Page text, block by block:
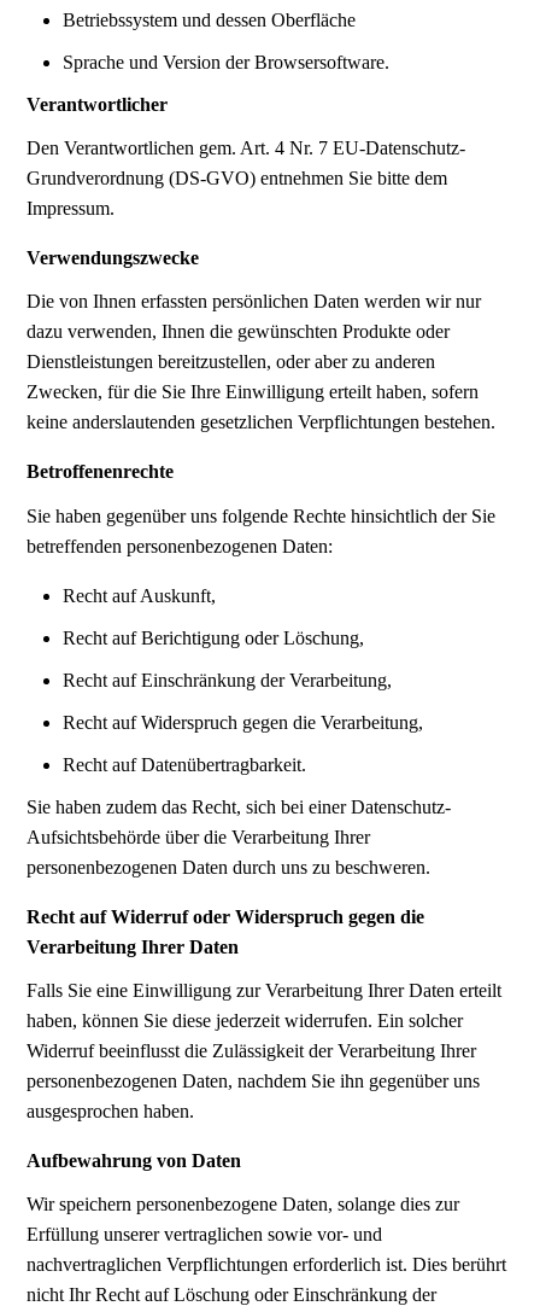
Betriebssystem und dessen Oberfläche
Sprache und Version der Browsersoftware.
Verantwortlicher
Den Verantwortlichen gem. Art. 4 Nr. 7 EU-Datenschutz-
Grundverordnung (DS-GVO) entnehmen Sie bitte dem
Impressum.
Verwendungszwecke
Die von Ihnen erfassten persönlichen Daten werden wir nur
dazu verwenden, Ihnen die gewünschten Produkte oder
Dienstleistungen bereitzustellen, oder aber zu anderen
Zwecken, für die Sie Ihre Einwilligung erteilt haben, sofern
keine anderslautenden gesetzlichen Verpflichtungen bestehen.
Betroffenenrechte
Sie haben gegenüber uns folgende Rechte hinsichtlich der Sie
betreffenden personenbezogenen Daten:
Recht auf Auskunft,
Recht auf Berichtigung oder Löschung,
Recht auf Einschränkung der Verarbeitung,
Recht auf Widerspruch gegen die Verarbeitung,
Recht auf Datenübertragbarkeit.
Sie haben zudem das Recht, sich bei einer Datenschutz-
Aufsichtsbehörde über die Verarbeitung Ihrer
personenbezogenen Daten durch uns zu beschweren.
Recht auf Widerruf oder Widerspruch gegen die
Verarbeitung Ihrer Daten
Falls Sie eine Einwilligung zur Verarbeitung Ihrer Daten erteilt
haben, können Sie diese jederzeit widerrufen. Ein solcher
Widerruf beeinflusst die Zulässigkeit der Verarbeitung Ihrer
personenbezogenen Daten, nachdem Sie ihn gegenüber uns
ausgesprochen haben.
Aufbewahrung von Daten
Wir speichern personenbezogene Daten, solange dies zur
Erfüllung unserer vertraglichen sowie vor- und
nachvertraglichen Verpflichtungen erforderlich ist. Dies berührt
nicht Ihr Recht auf Löschung oder Einschränkung der